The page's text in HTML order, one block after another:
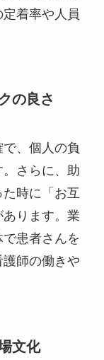
着率や人員
の良さ
、個人の負
さらに、助
時に「お互
ります。業
患者さんを
師の働きや
文化